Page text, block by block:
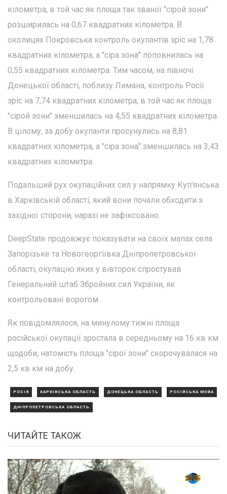
кілометра, в той час як площа так званої "сірой зони"
розширилась на 0,67 квадратних кілометра. В
околицях Покровська контроль окупантів зріс на 1,78
квадратних кілометра, а "сіра зона" поповнилась на
0,55 квадратних кілометра. Тим часом, на півночі
Донецької області, поблизу Лимана, контроль Росії
зріс на 7,74 квадратних кілометра, в той час як площа
"сірой зони" зменшилась на 4,55 квадратних кілометра.
В цілому, за добу окупанти просунулись на 8,81
квадратних кілометра, а "сіра зона" зменшилась на 3,43
квадратних кілометра.
Подальший рух окупаційних сил у напрямку Куп'янська
в Харківській області, який вони почали обходити з
західної сторони, наразі не зафіксовано.
DeepState продовжує показувати на своїх мапах села
Запорізьке та Новогеоргіївка Дніпропетровської
області, окупацію яких у вівторок спростував
Генеральний штаб Збройних сил України, як
контрольовані ворогом.
Як повідомлялося, на минулому тижні площа
російської окупації зростала в середньому на 16 кв км
щодоби, натомість площа "сірої зони" скорочувалася на
2,5 кв км на добу.
РОСІЯ ХАРКІВСЬКА ОБЛАСТЬ ДОНЕЦЬКА ОБЛАСТЬ РОСІЙСЬКА МОВА
ДНІПРОПЕТРОВСЬКА ОБЛАСТЬ
ЧИТАЙТЕ ТАКОЖ